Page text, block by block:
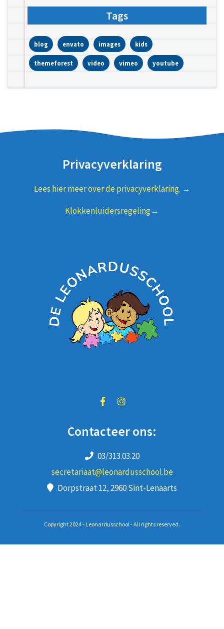
Tags
blog envato images kids
themeforest video vimeo youtube
Privacyverklaring
Lees hier meer over de privacyverklaring. →
Klokkenluidersregeling→
Contacteer ons:
03/313.03.20
secretariaat@leonardusschool.be
Dorpstraat 12, 2960 Sint-Lenaarts
Copyright 2024 - Leonardusschool - All rights reserved.